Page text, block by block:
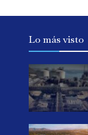
Lo más visto